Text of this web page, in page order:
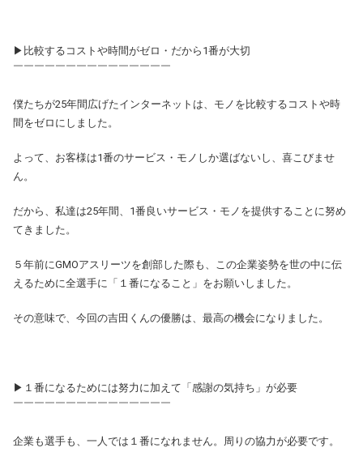
▶比較するコストや時間がゼロ・だから1番が大切
￣￣￣￣￣￣￣￣￣￣￣￣￣￣￣
僕たちが25年間広げたインターネットは、モノを比較するコストや時
間をゼロにしました。
よって、お客様は1番のサービス・モノしか選ばないし、喜こびませ
ん。
だから、私達は25年間、1番良いサービス・モノを提供することに努め
てきました。
５年前にGMOアスリーツを創部した際も、この企業姿勢を世の中に伝
えるために全選手に「１番になること」をお願いしました。
その意味で、今回の吉田くんの優勝は、最高の機会になりました。
▶１番になるためには努力に加えて「感謝の気持ち」が必要
￣￣￣￣￣￣￣￣￣￣￣￣￣￣￣
企業も選手も、一人では１番になれません。周りの協力が必要です。